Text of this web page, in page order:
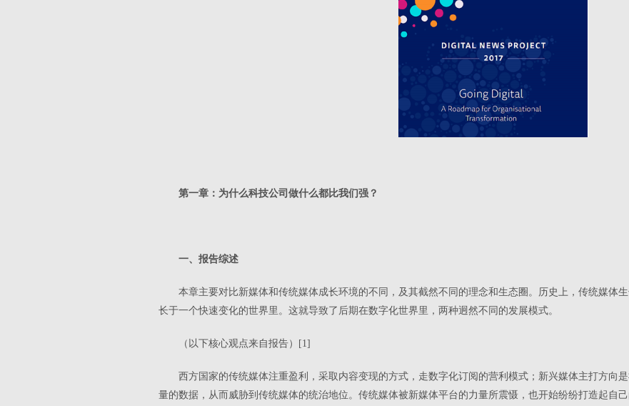
第一章：为什么科技公司做什么都比我们强？
一、报告综述
本章主要对比新媒体和传统媒体成长环境的不同，及其截然不同的理念和生态圈。历史上，传统媒体
长于一个快速变化的世界里。这就导致了后期在数字化世界里，两种迥然不同的发展模式。
（以下核心观点来自报告）[1]
西方国家的传统媒体注重盈利，采取内容变现的方式，走数字化订阅的营利模式；新兴媒体主打方向
量的数据，从而威胁到传统媒体的统治地位。传统媒体被新媒体平台的力量所震慑，也开始纷纷打造起自